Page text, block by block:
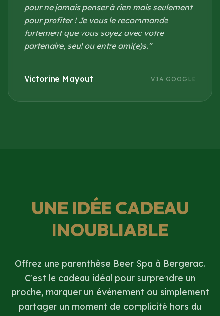
pour ne jamais penser à rien mais seulement
pour profiter ! Je vous le recommande
fortement que vous soyez avec votre
partenaire, seul ou entre ami(e)s."
Victorine Mayout VIA GOOGLE
UNE IDÉE CADEAU
INOUBLIABLE
Offrez une parenthèse Beer Spa à Bergerac.
C'est le cadeau idéal pour surprendre un
proche, marquer un événement ou simplement
partager un moment de complicité hors du